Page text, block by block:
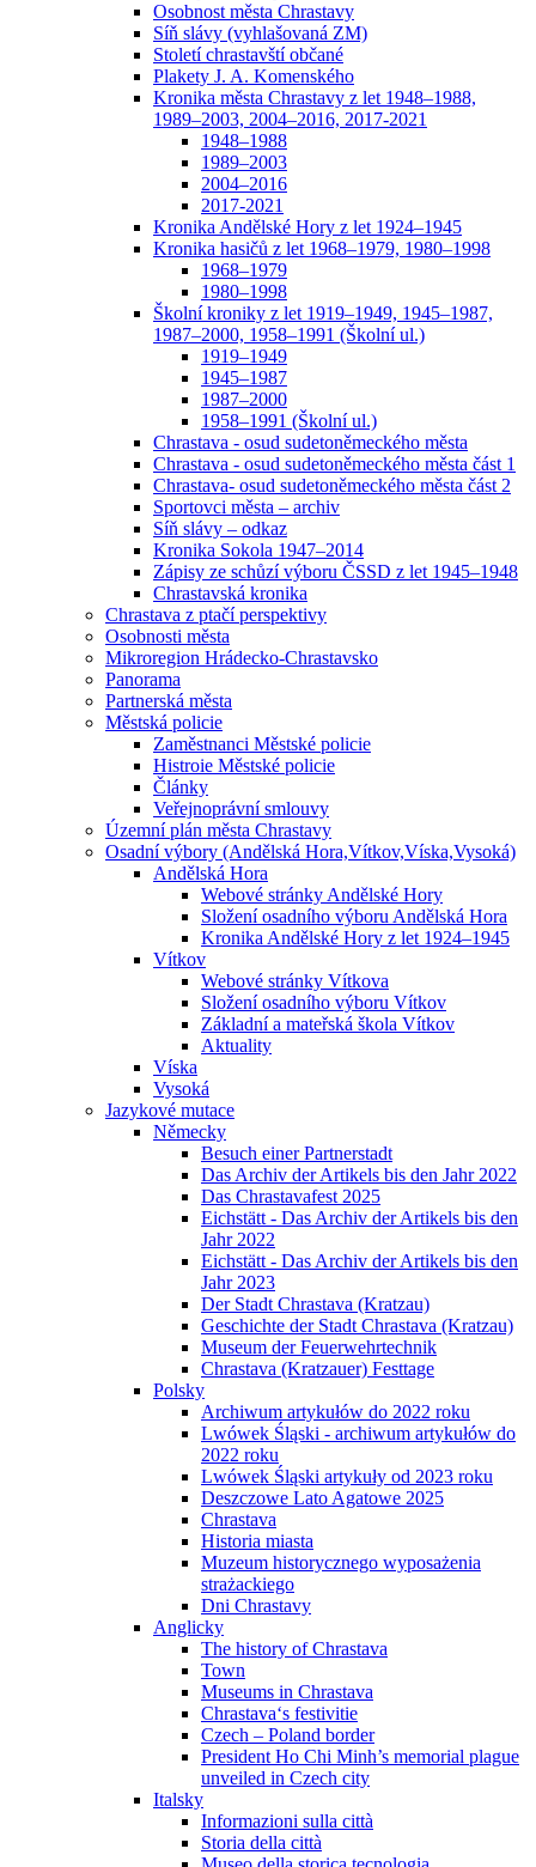
Osobnost města Chrastavy
Síň slávy (vyhlašovaná ZM)
Století chrastavští občané
Plakety J. A. Komenského
Kronika města Chrastavy z let 1948–1988,
1989–2003, 2004–2016, 2017-2021
1948–1988
1989–2003
2004–2016
2017-2021
Kronika Andělské Hory z let 1924–1945
Kronika hasičů z let 1968–1979, 1980–1998
1968–1979
1980–1998
Školní kroniky z let 1919–1949, 1945–1987,
1987–2000, 1958–1991 (Školní ul.)
1919–1949
1945–1987
1987–2000
1958–1991 (Školní ul.)
Chrastava - osud sudetoněmeckého města
Chrastava - osud sudetoněmeckého města část 1
Chrastava- osud sudetoněmeckého města část 2
Sportovci města – archiv
Síň slávy – odkaz
Kronika Sokola 1947–2014
Zápisy ze schůzí výboru ČSSD z let 1945–1948
Chrastavská kronika
Chrastava z ptačí perspektivy
Osobnosti města
Mikroregion Hrádecko-Chrastavsko
Panorama
Partnerská města
Městská policie
Zaměstnanci Městské policie
Histroie Městské policie
Články
Veřejnoprávní smlouvy
Územní plán města Chrastavy
Osadní výbory (Andělská Hora,Vítkov,Víska,Vysoká)
Andělská Hora
Webové stránky Andělské Hory
Složení osadního výboru Andělská Hora
Kronika Andělské Hory z let 1924–1945
Vítkov
Webové stránky Vítkova
Složení osadního výboru Vítkov
Základní a mateřská škola Vítkov
Aktuality
Víska
Vysoká
Jazykové mutace
Německy
Besuch einer Partnerstadt
Das Archiv der Artikels bis den Jahr 2022
Das Chrastavafest 2025
Eichstätt - Das Archiv der Artikels bis den
Jahr 2022
Eichstätt - Das Archiv der Artikels bis den
Jahr 2023
Der Stadt Chrastava (Kratzau)
Geschichte der Stadt Chrastava (Kratzau)
Museum der Feuerwehrtechnik
Chrastava (Kratzauer) Festtage
Polsky
Archiwum artykułów do 2022 roku
Lwówek Śląski - archiwum artykułów do
2022 roku
Lwówek Śląski artykuły od 2023 roku
Deszczowe Lato Agatowe 2025
Chrastava
Historia miasta
Muzeum historycznego wyposażenia
strażackiego
Dni Chrastavy
Anglicky
The history of Chrastava
Town
Museums in Chrastava
Chrastava‘s festivitie
Czech – Poland border
President Ho Chi Minh’s memorial plague
unveiled in Czech city
Italsky
Informazioni sulla città
Storia della città